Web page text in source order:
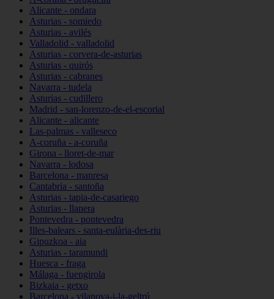
Alicante - ondara
Asturias - somiedo
Asturias - avilés
Valladolid - valladolid
Asturias - corvera-de-asturias
Asturias - quirós
Asturias - cabranes
Navarra - tudela
Asturias - cudillero
Madrid - san-lorenzo-de-el-escorial
Alicante - alicante
Las-palmas - valleseco
A-coruña - a-coruña
Girona - lloret-de-mar
Navarra - lodosa
Barcelona - manresa
Cantabria - santoña
Asturias - tapia-de-casariego
Asturias - llanera
Pontevedra - pontevedra
Illes-balears - santa-eulària-des-riu
Gipuzkoa - aia
Asturias - taramundi
Huesca - fraga
Málaga - fuengirola
Bizkaia - getxo
Barcelona - vilanova-i-la-geltrú